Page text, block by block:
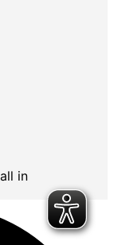
in